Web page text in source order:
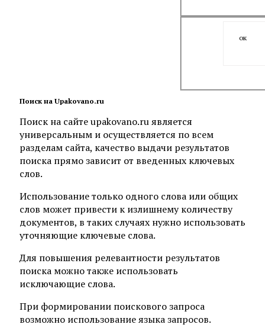
ок
Поиск на Upakovano.ru
Поиск на сайте upakovano.ru является
универсальным и осуществляется по всем
разделам сайта, качество выдачи результатов
поиска прямо зависит от введенных ключевых
слов.
Использование только одного слова или общих
слов может привести к излишнему количеству
документов, в таких случаях нужно использовать
уточняющие ключевые слова.
Для повышения релевантности результатов
поиска можно также использовать
исключающие слова.
При формировании поискового запроса
возможно использование языка запросов.